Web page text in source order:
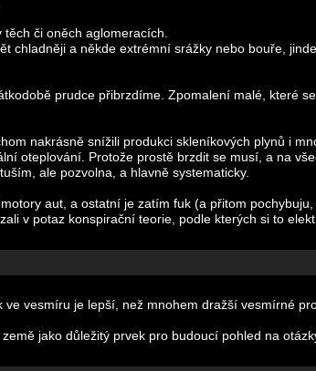
či oněch aglomeracích.
chladněji a někde extrémní srážky nebo bouře,
prudce přibrzdíme. Zpomalení malé, které
nakrásně snížili produkci skleníkových plynů i
oteplování. Protože prostě brzdit se musí, a na
ale pozvolna, a hlavně systematicky.
aut, a ostatní je zatím fuk (a přitom
v potaz konspirační teorie, podle kterých si to
vesmíru je lepší, než mnohem dražší vesmírné
jako důležitý prvek pro budoucí pohled na